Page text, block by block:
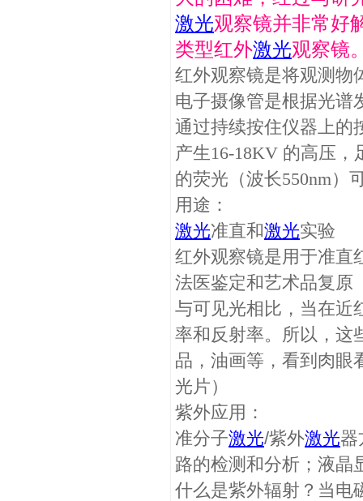
激光观察镜并非常好
类型红外激光观察镜
红外观察镜是将观测物
电子摄像管是根据光谱
通过持续按住仪器上的
产生16-18KV 的高压
的荧光（波长550nm）
用途：
激光准直和激光实验
红外观察镜是用于准直
法医鉴定和艺术品复原
与可见光相比，当在近
率和反射率。所以，这
品，油画等，看到肉眼
光片）
紫外应用：
准分子激光/紫外激光器
路的检测和分析；液晶
什么是紫外辐射？当电